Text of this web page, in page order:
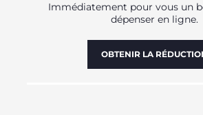
Immédiatement pour vous un
dépenser en ligne.
OBTENIR LA